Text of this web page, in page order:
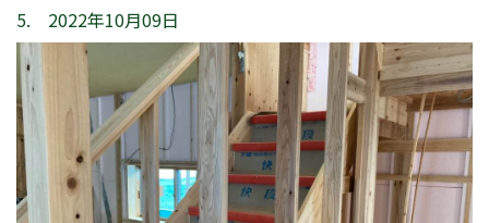
5. 2022年10月09日